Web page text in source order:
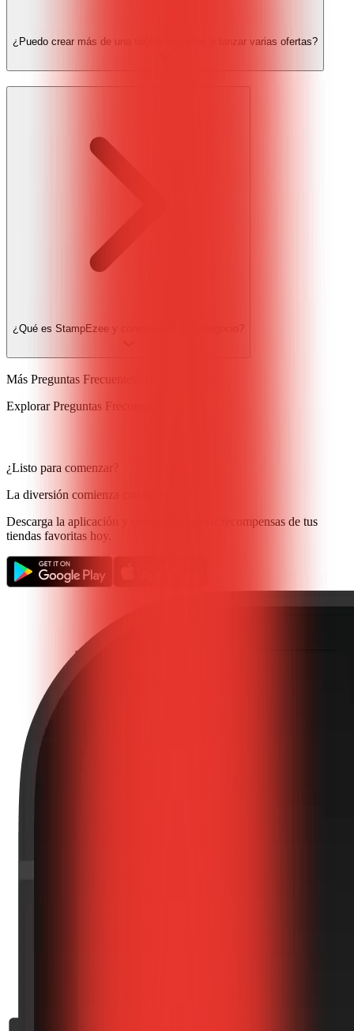
¿Puedo crear más de una tarjeta de sellos o lanzar varias ofertas?
¿Qué es StampEzee y cómo ayuda a mi negocio?
Más Preguntas Frecuentes
Explorar Preguntas Frecuentes
¿Listo para comenzar?
La diversión comienza con un escaneo.
Descarga la aplicación y comienza a ganar recompensas de tus
tiendas favoritas hoy.